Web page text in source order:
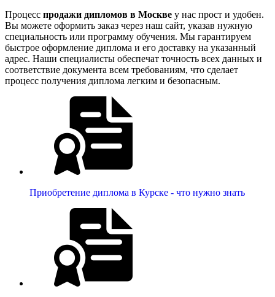
Процесс продажи дипломов в Москве у нас прост и удобен.
Вы можете оформить заказ через наш сайт, указав нужную
специальность или программу обучения. Мы гарантируем
быстрое оформление диплома и его доставку на указанный
адрес. Наши специалисты обеспечат точность всех данных и
соответствие документа всем требованиям, что сделает
процесс получения диплома легким и безопасным.
Приобретение диплома в Курске - что нужно знать